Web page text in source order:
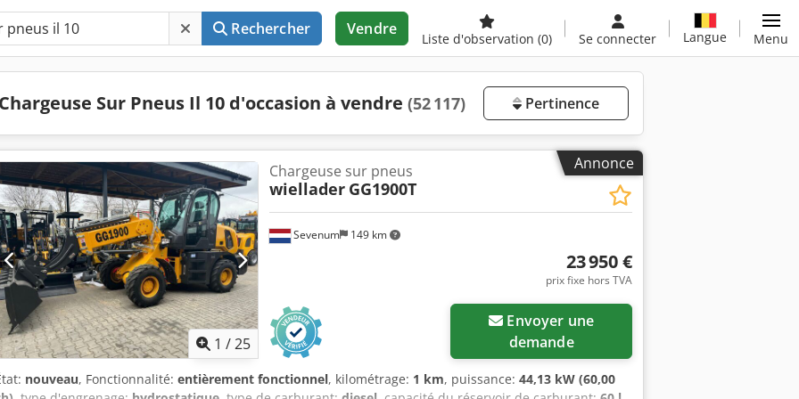
Rechercher Vendre
Liste d'observation (0) Se connecter Langue Menu
Chargeuse Sur Pneus Il 10 d'occasion à vendre (52 117) Pertinence
Annonce
1 /25
Sevenum 149 km
Chargeuse sur pneus
wiellader GG1900T
23 950 €
prix fixe hors TVA
demande
nouveau, Fonctionnalité: entièrement fonctionnel, kilométrage: 1 km, puissance: 44,13 kW (60,00